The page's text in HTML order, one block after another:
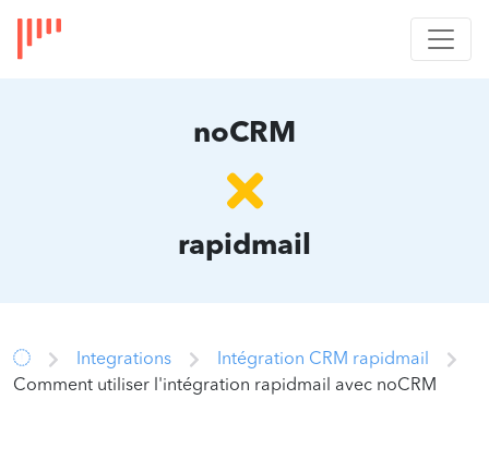
noCRM
rapidmail
Integrations
Intégration CRM rapidmail
Comment utiliser l'intégration rapidmail avec noCRM